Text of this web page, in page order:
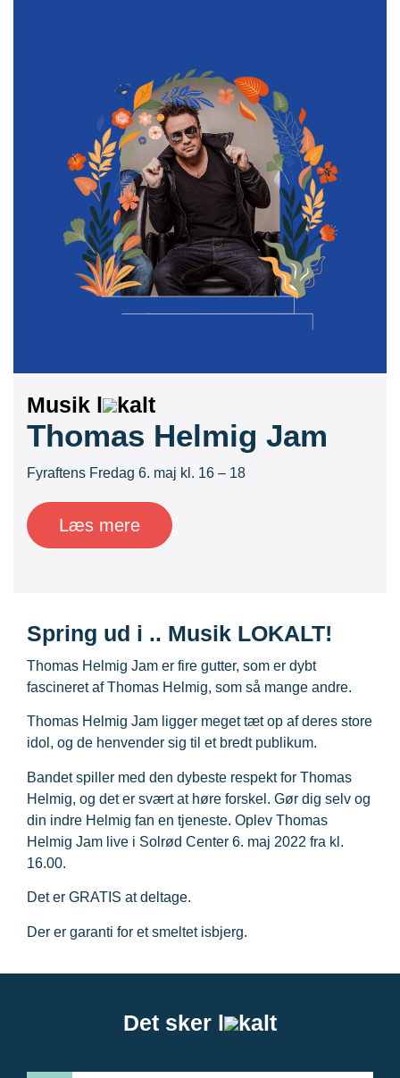
Musik l kalt
Thomas Helmig Jam
Fyraftens Fredag 6. maj kl. 16 – 18
Læs mere
Spring ud i .. Musik LOKALT!
Thomas Helmig Jam er fire gutter, som er dybt
fascineret af Thomas Helmig, som så mange andre.
Thomas Helmig Jam ligger meget tæt op af deres store
idol, og de henvender sig til et bredt publikum.
Bandet spiller med den dybeste respekt for Thomas
Helmig, og det er svært at høre forskel. Gør dig selv og
din indre Helmig fan en tjeneste. Oplev Thomas
Helmig Jam live i Solrød Center 6. maj 2022 fra kl.
16.00.
Det er GRATIS at deltage.
Der er garanti for et smeltet isbjerg.
Det sker l kalt